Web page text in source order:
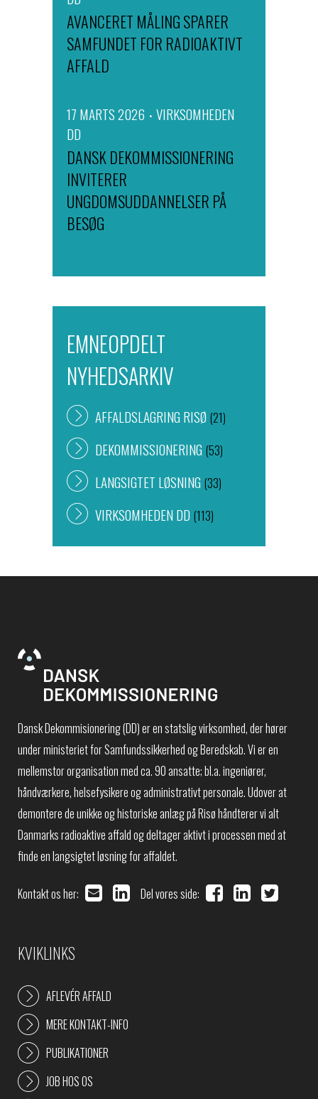
AVANCERET MÅLING SPARER
SAMFUNDET FOR RADIOAKTIVT
AFFALD
17 MARTS 2026
VIRKSOMHEDEN
DD
DANSK DEKOMMISSIONERING
INVITERER
UNGDOMSUDDANNELSER PÅ
BESØG
EMNEOPDELT
NYHEDSARKIV
AFFALDSLAGRING RISØ (21)
DEKOMMISSIONERING (53)
LANGSIGTET LØSNING (33)
VIRKSOMHEDEN DD (113)
Dansk Dekommisionering (DD) er en statslig virksomhed, der hører
under ministeriet for Samfundssikkerhed og Beredskab. Vi er en
mellemstor organisation med ca. 90 ansatte; bl.a. ingeniører,
håndværkere, helsefysikere og administrativt personale. Udover at
demontere de unikke og historiske anlæg på Risø håndterer vi alt
Danmarks radioaktive affald og deltager aktivt i processen med at
finde en langsigtet løsning for affaldet.
Kontakt os her: Del vores side:
KVIKLINKS
AFLEVÉR AFFALD
MERE KONTAKT-INFO
PUBLIKATIONER
JOB HOS OS